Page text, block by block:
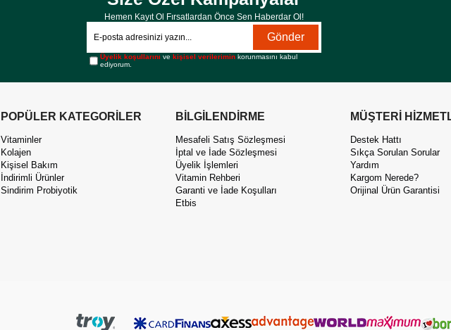
Hemen Kayıt Ol Fırsatlardan Önce Sen Haberdar Ol!
Gönder
Üyelik koşullarını vekişisel verilerimin korunmasını kabul
ediyorum.
POPÜLER KATEGORİLER
Vitaminler
Kolajen
Kişisel Bakım
İndirimli Ürünler
Sindirim Probiyotik
BİLGİLENDİRME
Mesafeli Satış Sözleşmesi
İptal ve İade Sözleşmesi
Üyelik İşlemleri
Vitamin Rehberi
Garanti ve İade Koşulları
Etbis
MÜŞTERİ
Destek Hattı
Sıkça Sorulan Sorular
Yardım
Kargom Nerede?
Orijinal Ürün Garantisi